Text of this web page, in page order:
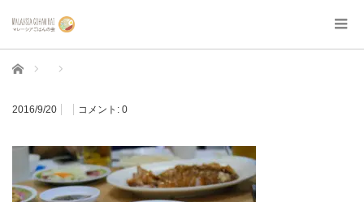
ホーム
2016/9/20 コメント: 0